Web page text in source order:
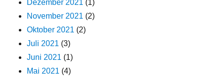
Dezember 2021 (1)
November 2021 (2)
Oktober 2021 (2)
Juli 2021 (3)
Juni 2021 (1)
Mai 2021 (4)